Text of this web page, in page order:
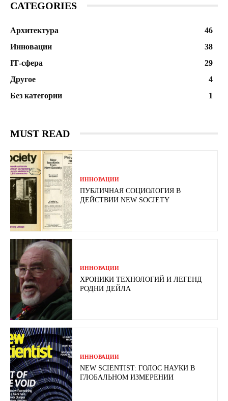
CATEGORIES
Архитектура
46
Инновации
38
ІТ-сфера
29
Другое
4
Без категории
1
MUST READ
ИННОВАЦИИ
ПУБЛИЧНАЯ СОЦИОЛОГИЯ В
ДЕЙСТВИИ NEW SOCIETY
ИННОВАЦИИ
ХРОНИКИ ТЕХНОЛОГИЙ И ЛЕГЕНД
РОДНИ ДЕЙЛА
ИННОВАЦИИ
NEW SCIENTIST: ГОЛОС НАУКИ В
ГЛОБАЛЬНОМ ИЗМЕРЕНИИ